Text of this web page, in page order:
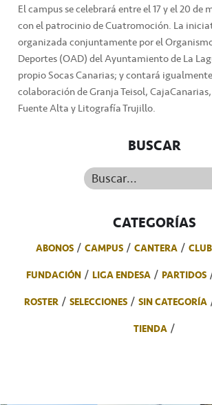
El campus se celebrará entre el 17 y el 20 de
con el patrocinio de Cuatromoción. La
organizada conjuntamente por el
Deportes (OAD) del Ayuntamiento de La
propio Socas Canarias; y contará
colaboración de Granja Teisol,
Fuente Alta y Litografía Trujillo.
BUSCAR
Buscar...
CATEGORÍAS
ABONOS CAMPUS CANTERA CLUB
FUNDACIÓN
LIGA ENDESA PARTIDOS
ROSTER
SELECCIONES SIN CATEGORÍA
TIENDA